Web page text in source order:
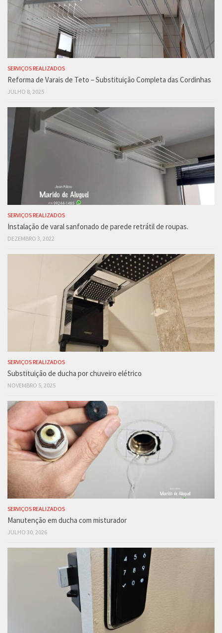
SERVIÇOS REALIZADOS
Reforma de Varais de Teto – Substituição Completa das Cordinhas
JULHO 8, 2025
SERVIÇOS REALIZADOS
Instalação de varal sanfonado de parede retrátil de roupas.
DEZEMBRO 3, 2022
SERVIÇOS REALIZADOS
Substituição de ducha por chuveiro elétrico
NOVEMBRO 5, 2025
SERVIÇOS REALIZADOS
Manutenção em ducha com misturador
JULHO 30, 2026